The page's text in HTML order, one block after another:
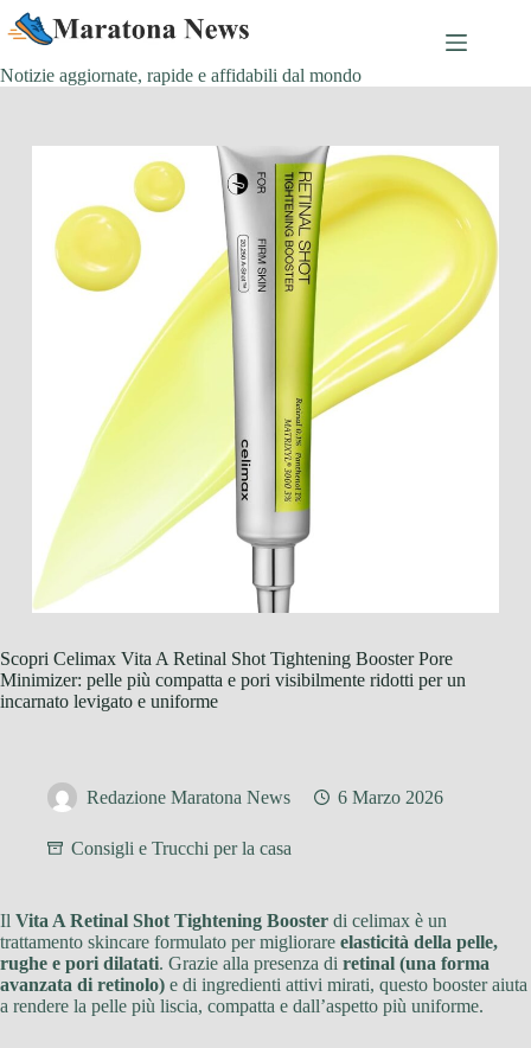
Salta
al
contenuto
Notizie aggiornate, rapide e affidabili dal mondo
Scopri Celimax Vita A Retinal Shot Tightening Booster Pore
Minimizer: pelle più compatta e pori visibilmente ridotti per un
incarnato levigato e uniforme
Redazione Maratona News 6 Marzo 2026
Consigli e Trucchi per la casa
Il Vita A Retinal Shot Tightening Booster di celimax è un
trattamento skincare formulato per migliorare elasticità della pelle,
rughe e pori dilatati. Grazie alla presenza di retinal (una forma
avanzata di retinolo) e di ingredienti attivi mirati, questo booster aiuta
a rendere la pelle più liscia, compatta e dall’aspetto più uniforme.